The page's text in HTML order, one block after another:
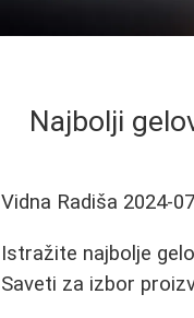
Najbolji
Vidna Radiša 2024-
Istražite najbolje
Saveti za izbor